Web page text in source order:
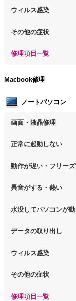
【デスクトップPC】
【デスクトップPC】
ウィルス感染
【デスクトップPC】
【デスクトップPC】
その他の症状
【デスクトップPC】事
修理項目一覧
【デスクトップPC】電
【デスクトップPC】
【デスクトップPC】
【デスクトップPC】
Macbook修理
ノートパソコン
画面・液晶修理
【ノートパソコン】画
正常に起動しない
【ノートパソコン】電
【ノートパソコン】
【ノートパソコン】そ
動作が遅い・フリーズ
【ノートパソコン】操
異音がする・熱い
【ノートパソコン】パ
水没してパソコンが
【ノートパソコン】水
データの取り出し
【ノートパソコン】起
ウィルス感染
【ノートパソコン】
その他の症状
【ノートパソコン】事
修理項目一覧